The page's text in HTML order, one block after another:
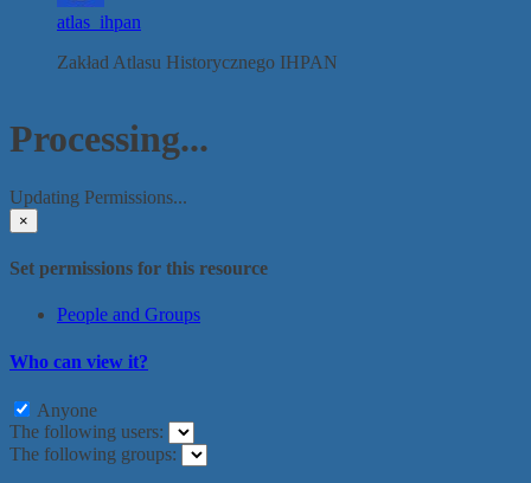
atlas_ihpan
Zakład Atlasu Historycznego IHPAN
Processing...
Updating Permissions...
×
Set permissions for this resource
People and Groups
Who can view it?
Anyone
The following users:
The following groups: